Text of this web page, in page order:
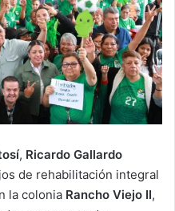
, Ricardo Gallardo
de rehabilitación integral
la colonia Rancho Viejo II,